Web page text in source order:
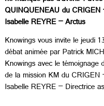
QUINQUENEAU du
Isabelle REYRE – Arctus
Knowings vous invite le jeudi
débat animée par Patrick
Knowings avec le
de la mission KM du
Isabelle REYRE – Directrice